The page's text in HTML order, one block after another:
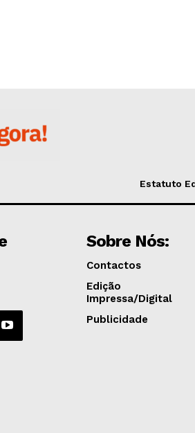
Estatuto
Sobre Nós:
Contactos
Edição
Impressa/Digital
Publicidade